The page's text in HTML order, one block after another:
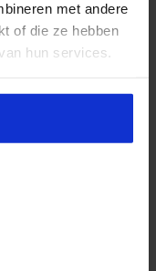
met andere
of die ze hebben
hun services.